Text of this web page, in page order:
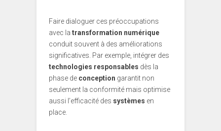
Faire dialoguer ces préoccupations
avec la transformation numérique
conduit souvent à des améliorations
significatives. Par exemple, intégrer des
technologies responsables dès la
phase de conception garantit non
seulement la conformité mais optimise
aussi l’efficacité des systèmes en
place.